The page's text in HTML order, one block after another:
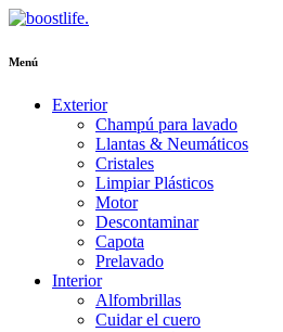
Menú
Exterior
Champú para lavado
Llantas & Neumáticos
Cristales
Limpiar Plásticos
Motor
Descontaminar
Capota
Prelavado
Interior
Alfombrillas
Cuidar el cuero